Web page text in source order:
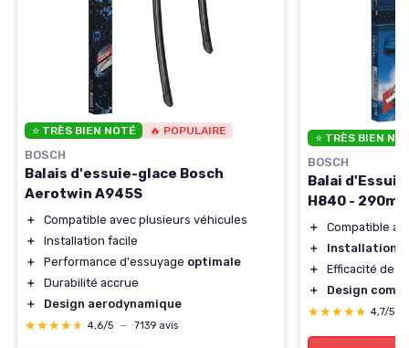
⭐ TRÈS BIEN NOTÉ 🔥 POPULAIRE
BOSCH
Balais d'essuie-glace Bosch
Aerotwin A945S
＋
Compatible avec plusieurs véhicules
＋
Installation facile
＋
Performance d'essuyage optimale
＋
Durabilité accrue
＋
Design aerodynamique
★★★★★
★★★★★ 4,6/5 — 7139 avis
⭐ TRÈS BIEN
BOSCH
Balai
H840 -
＋
Compatible
＋
Installation
＋
Efficacité de
＋
Design
★★★★★
★★★★★ 4,7/5